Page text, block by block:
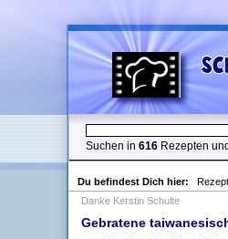
Suchen in 616 Rezepten und
Du befindest Dich hier:
Danke Kerstin Schulte
Gebratene